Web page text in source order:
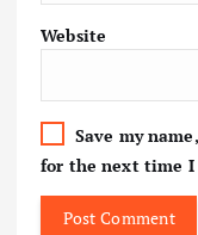
Website
Save my
for the next time I